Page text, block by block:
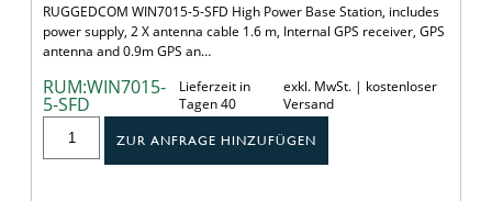
RUGGEDCOM WIN7015-5-SFD High Power Base Station, includes
power supply, 2 X antenna cable 1.6 m, Internal GPS receiver, GPS
antenna and 0.9m GPS an…
RUM:WIN7015-
5-SFD
Lieferzeit in
Tagen 40
exkl. MwSt. | kostenloser
Versand
ZUR ANFRAGE HINZUFÜGEN